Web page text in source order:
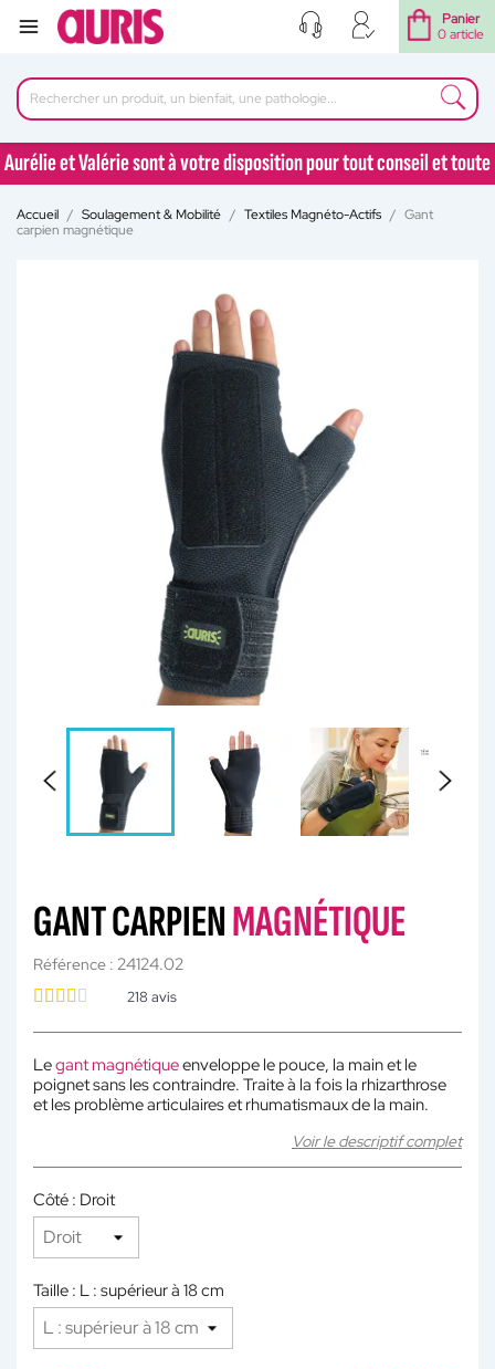
Panier
0 article
Aurélie et Valérie sont à votre disposition pour tout conseil et toute
question au 04 77 92 30 90
Aurélie et Valérie sont à votre disposition pour tout conseil et toute
Accueil Soulagement & Mobilité Textiles Magnéto-Actifs
Gant
carpien magnétique
GANT CARPIENMAGNÉTIQUE
Référence : 24124.02
218 avis
Legant magnétiqueenveloppe le pouce, la main et le
poignet sans les contraindre. Traite à la fois la rhizarthrose
et les problème articulaires et rhumatismaux de la main.
Voir le descriptif complet
Côté : Droit
Taille : L : supérieur à 18 cm